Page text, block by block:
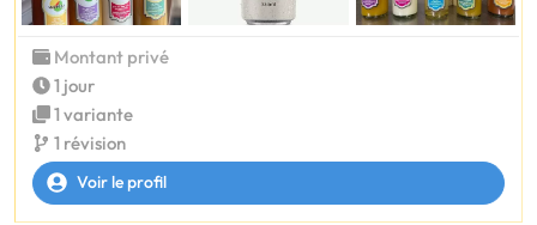
Montant privé
1 jour
1 variante
1 révision
Voir le profil